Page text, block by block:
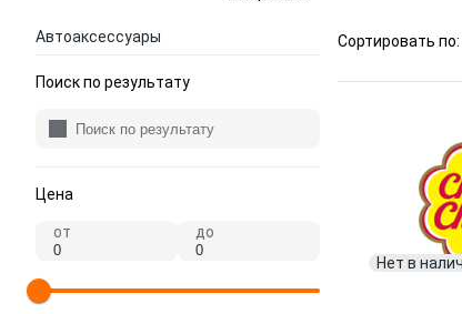
Автоаксессуары
Поиск по результату
Цена
от до
Сортировать по:
Нет в